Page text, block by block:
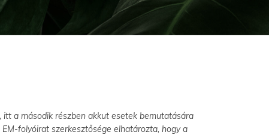
a második részben akkut esetek bemutatására
folyóirat szerkesztősége elhatározta, hogy a